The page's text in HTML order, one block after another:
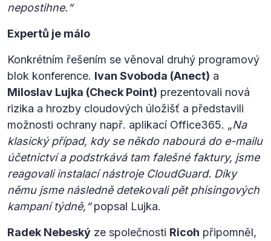
nepostihne.“
Expertů je málo
Konkrétním řešením se věnoval druhý programový
blok konference. Ivan Svoboda (Anect) a
Miloslav Lujka (Check Point) prezentovali nová
rizika a hrozby cloudových úložišť a představili
možnosti ochrany např. aplikací Office365. „Na
klasický případ, kdy se někdo nabourá do e-mailu
účetnictví a podstrkává tam falešné faktury, jsme
reagovali instalací nástroje CloudGuard. Díky
němu jsme následně detekovali pět phisingových
kampaní týdně,“popsal Lujka.
Radek Nebeský ze společnosti Ricoh připomněl,